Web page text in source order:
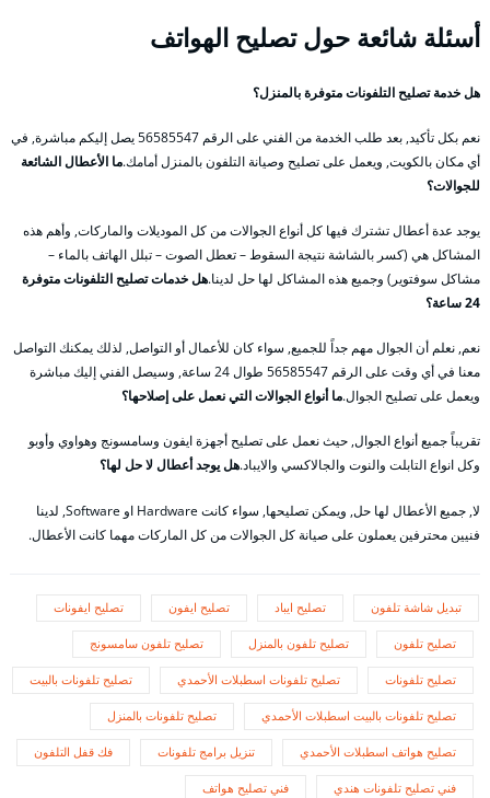
أسئلة شائعة حول تصليح الهواتف
هل خدمة تصليح التلفونات متوفرة بالمنزل؟
نعم بكل تأكيد, بعد طلب الخدمة من الفني على الرقم 56585547 يصل إليكم مباشرة, في
أي مكان بالكويت, ويعمل على تصليح وصيانة التلفون بالمنزل أمامك.ما الأعطال الشائعة
للجوالات؟
يوجد عدة أعطال تشترك فيها كل أنواع الجوالات من كل الموديلات والماركات, وأهم هذه
المشاكل هي (كسر بالشاشة نتيجة السقوط – تعطل الصوت – تبلل الهاتف بالماء –
مشاكل سوفتوير) وجميع هذه المشاكل لها حل لدينا.هل خدمات تصليح التلفونات متوفرة
24 ساعة؟
نعم, نعلم أن الجوال مهم جداً للجميع, سواء كان للأعمال أو التواصل, لذلك يمكنك التواصل
معنا في أي وقت على الرقم 56585547 طوال 24 ساعة, وسيصل الفني إليك مباشرة
ويعمل على تصليح الجوال.ما أنواع الجوالات التي نعمل على إصلاحها؟
تقريباً جميع أنواع الجوال, حيث نعمل على تصليح أجهزة ايفون وسامسونج وهواوي وأوبو
وكل انواع التابلت والنوت والجالاكسي والايباد.هل يوجد أعطال لا حل لها؟
لا, جميع الأعطال لها حل, ويمكن تصليحها, سواء كانت Hardware او Software, لدينا
فنيين محترفين يعملون على صيانة كل الجوالات من كل الماركات مهما كانت الأعطال.
تبديل شاشة تلفون تصليح ايباد تصليح ايفون تصليح ايفونات
تصليح تلفون تصليح تلفون بالمنزل تصليح تلفون سامسونج
تصليح تلفونات تصليح تلفونات اسطبلات الأحمدي تصليح تلفونات بالبيت
تصليح تلفونات بالبيت اسطبلات الأحمدي تصليح تلفونات بالمنزل
تصليح هواتف اسطبلات الأحمدي تنزيل برامج تلفونات فك قفل التلفون
فني تصليح تلفونات هندي فني تصليح هواتف